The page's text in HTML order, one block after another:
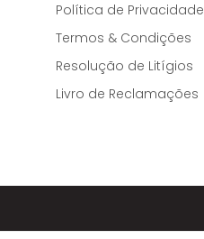
Política de Privacidade
Termos & Condições
Resolução de Litígios
Livro de Reclamações